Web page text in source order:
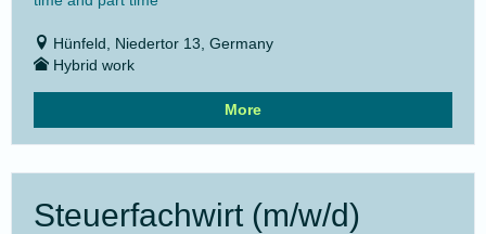
Hünfeld, Niedertor 13, Germany
Hybrid work
More
Steuerfachwirt (m/w/d)